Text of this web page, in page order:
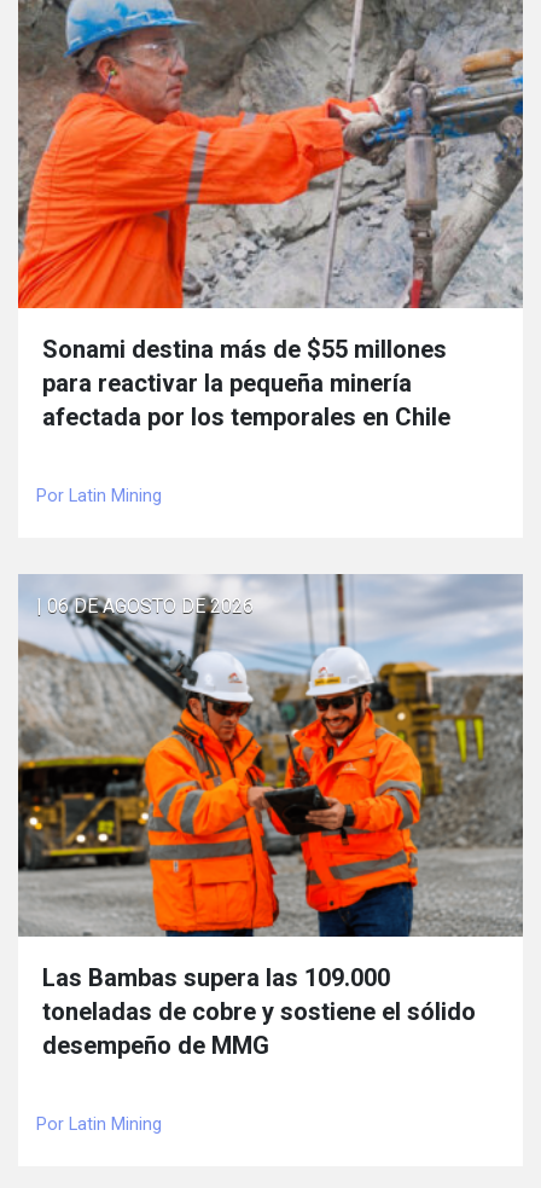
Sonami destina más de $55 millones
para reactivar la pequeña minería
afectada por los temporales en Chile
Por Latin Mining
| 06 DE AGOSTO DE 2026
Las Bambas supera las 109.000
toneladas de cobre y sostiene el sólido
desempeño de MMG
Por Latin Mining